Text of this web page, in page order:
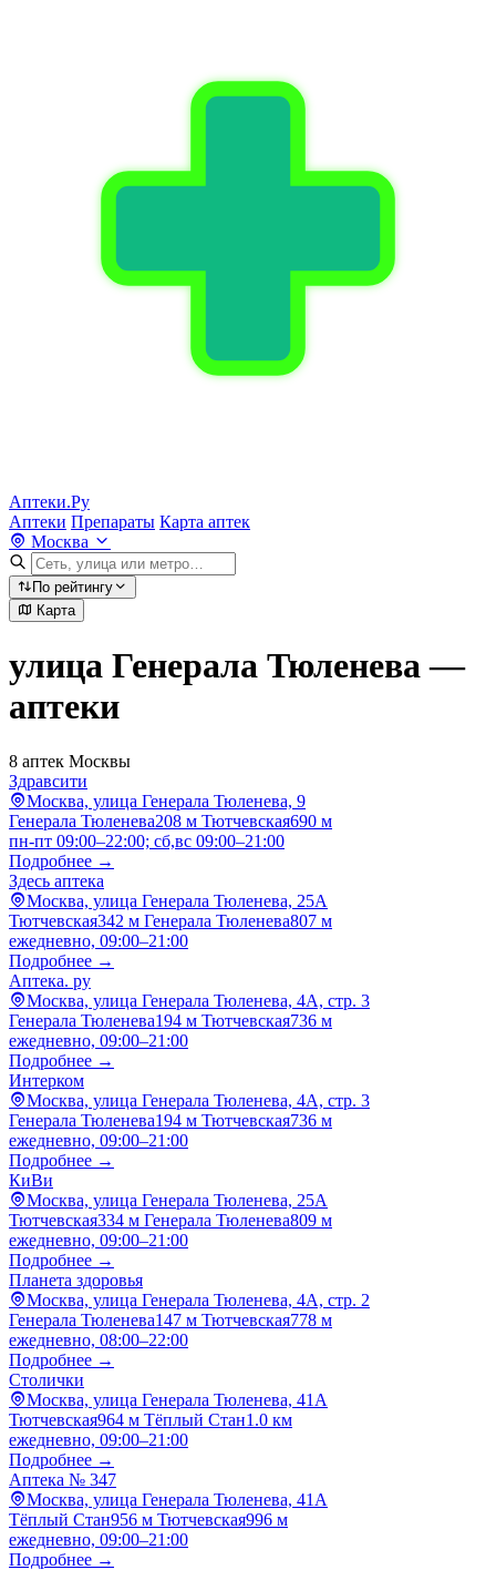
Аптеки.Ру
Аптеки Препараты Карта аптек
Москва
По рейтингу
Карта
улица Генерала Тюленева —
аптеки
8 аптек Москвы
Здравсити
Москва, улица Генерала Тюленева, 9
Генерала Тюленева208 м Тютчевская690 м
пн-пт 09:00–22:00; сб,вс 09:00–21:00
Подробнее →
Здесь аптека
Москва, улица Генерала Тюленева, 25А
Тютчевская342 м Генерала Тюленева807 м
ежедневно, 09:00–21:00
Подробнее →
Аптека. ру
Москва, улица Генерала Тюленева, 4А, стр. 3
Генерала Тюленева194 м Тютчевская736 м
ежедневно, 09:00–21:00
Подробнее →
Интерком
Москва, улица Генерала Тюленева, 4А, стр. 3
Генерала Тюленева194 м Тютчевская736 м
ежедневно, 09:00–21:00
Подробнее →
КиВи
Москва, улица Генерала Тюленева, 25А
Тютчевская334 м Генерала Тюленева809 м
ежедневно, 09:00–21:00
Подробнее →
Планета здоровья
Москва, улица Генерала Тюленева, 4А, стр. 2
Генерала Тюленева147 м Тютчевская778 м
ежедневно, 08:00–22:00
Подробнее →
Столички
Москва, улица Генерала Тюленева, 41А
Тютчевская964 м Тёплый Стан1.0 км
ежедневно, 09:00–21:00
Подробнее →
Аптека № 347
Москва, улица Генерала Тюленева, 41А
Тёплый Стан956 м Тютчевская996 м
ежедневно, 09:00–21:00
Подробнее →